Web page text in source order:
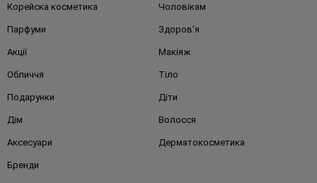
Корейска косметика Чоловікам
Парфуми Здоров'я
Акції Макіяж
Обличчя Тіло
Подарунки Діти
Дім Волосся
Аксесуари Дерматокосметика
Бренди